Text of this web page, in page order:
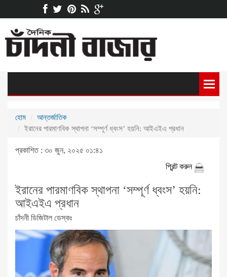
হোম
আন্তর্জাতিক
ইরানের পারমাণবিক স্থাপনা ‘সম্পূর্ণ ধ্বংস’ হয়নি: আইএইএ প্রধান
প্রকাশিত : ৩০ জুন, ২০২৫ ০১:৪১
প্রিন্ট করুন
ইরানের পারমাণবিক স্থাপনা ‘সম্পূর্ণ ধ্বংস’ হয়নি:
আইএইএ প্রধান
চাঁদনী ডিজিটাল ডেস্কঃ